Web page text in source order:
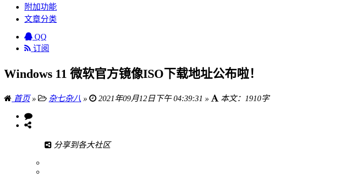
附加功能
文章分类
QQ
订阅
Windows 11 微软官方镜像ISO下载地址公布啦！
首页» 杂七杂八 » 2021年09月12日下午 04:39:31 » 本文：1910字
分享到各大社区